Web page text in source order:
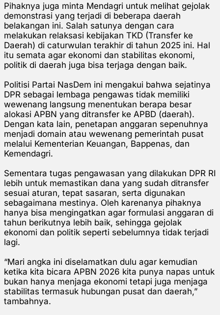
Pihaknya juga minta Mendagri untuk melihat gejolak
demonstrasi yang terjadi di beberapa daerah
belakangan ini. Salah satunya dengan cara
melakukan relaksasi kebijakan TKD (Transfer ke
Daerah) di caturwulan terakhir di tahun 2025 ini. Hal
itu semata agar ekonomi dan stabilitas ekonomi,
politik di daerah juga bisa terjaga dengan baik.
Politisi Partai NasDem ini mengakui bahwa sejatinya
DPR sebagai lembaga pengawas tidak memiliki
wewenang langsung menentukan berapa besar
alokasi APBN yang ditransfer ke APBD (daerah).
Dengan kata lain, penetapan anggaran sepenuhnya
menjadi domain atau wewenang pemerintah pusat
melalui Kementerian Keuangan, Bappenas, dan
Kemendagri.
Sementara tugas pengawasan yang dilakukan DPR RI
lebih untuk memastikan dana yang sudah ditransfer
sesuai aturan, tepat sasaran, serta digunakan
sebagaimana mestinya. Oleh karenanya pihaknya
hanya bisa mengingatkan agar formulasi anggaran di
tahun berikutnya lebih baik, sehingga gejolak
ekonomi dan politik seperti sebelumnya tidak terjadi
lagi.
“Mari angka ini diselamatkan dulu agar kemudian
ketika kita bicara APBN 2026 kita punya napas untuk
bukan hanya menjaga ekonomi tetapi juga menjaga
stabilitas termasuk hubungan pusat dan daerah,”
tambahnya.